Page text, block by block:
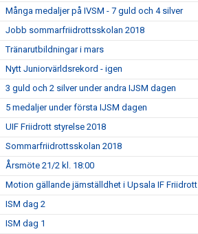
Många medaljer på IVSM - 7 guld och 4 silver
Jobb sommarfriidrottsskolan 2018
Tränarutbildningar i mars
Nytt Juniorvärldsrekord - igen
3 guld och 2 silver under andra IJSM dagen
5 medaljer under första IJSM dagen
UIF Friidrott styrelse 2018
Sommarfriidrottsskolan 2018
Årsmöte 21/2 kl. 18:00
Motion gällande jämställdhet i Upsala IF Friidrott
ISM dag 2
ISM dag 1